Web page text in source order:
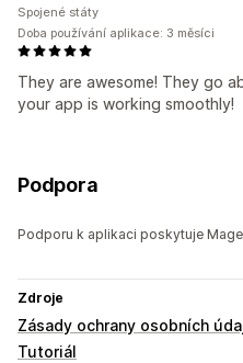
They are awesome! They go
your app is working smoothly!
Spojené státy
Doba používání aplikace: 3 měsíci
Podpora
Podporu k aplikaci poskytuje
Zdroje
Zásady ochrany osobních
Tutoriál